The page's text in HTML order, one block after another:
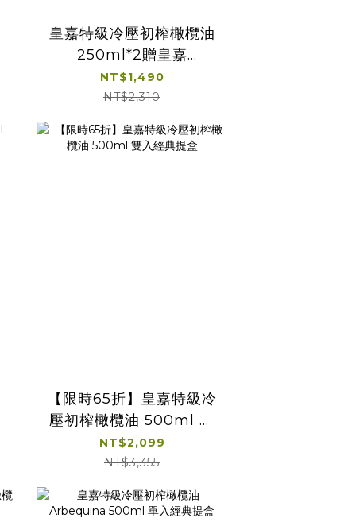
皇嘉特級冷壓初榨橄欖油
250ml*2贈皇嘉
100ml*1+25ml*1
NT$1,490
NT$2,310
【限時65折】皇嘉特級冷
壓初榨橄欖油 500ml 雙
入經典提盒
NT$2,099
NT$3,355